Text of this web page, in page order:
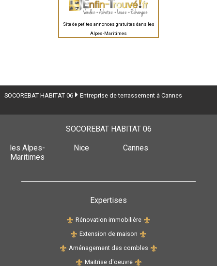
Site de petites annonces gratuites dans les
Alpes-Maritimes
SOCOREBAT HABITAT 06 Entreprise de terrassement à Cannes
SOCOREBAT HABITAT 06
les Alpes-
Maritimes
Nice Cannes
Expertises
Rénovation immobilière
Extension de maison
Aménagement des combles
Maitrise d'oeuvre